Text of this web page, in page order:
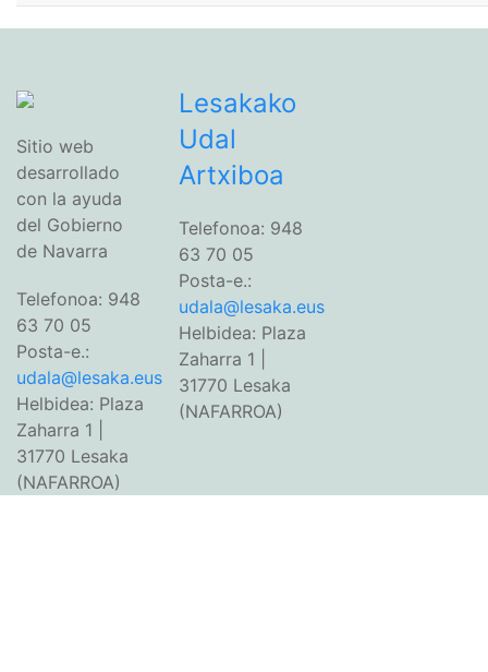
Sitio web
desarrollado
con la ayuda
del Gobierno
de Navarra
Telefonoa: 948
63 70 05
Posta-e.:
udala@lesaka.eus
Helbidea: Plaza
Zaharra 1 |
31770 Lesaka
(NAFARROA)
Lesakako
Udal
Artxiboa
Telefonoa: 948
63 70 05
Posta-e.:
udala@lesaka.eus
Helbidea: Plaza
Zaharra 1 |
31770 Lesaka
(NAFARROA)